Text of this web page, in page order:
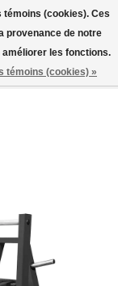
Liste de souhaits
Panier
(cookies). Ces
provenance de notre
les fonctions.
témoins (cookies) »